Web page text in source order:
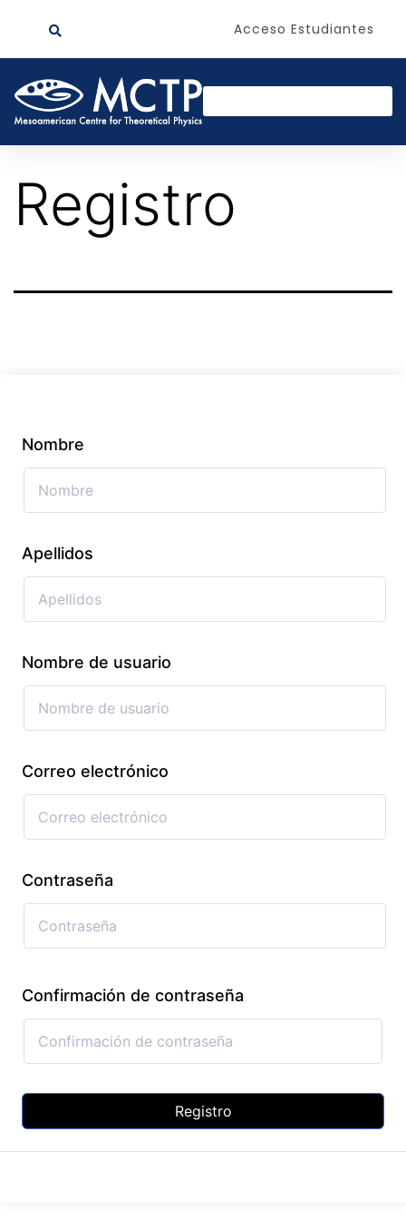
Acceso Estudiantes
Registro
Nombre
Apellidos
Nombre de usuario
Correo electrónico
Contraseña
Confirmación de contraseña
Registro